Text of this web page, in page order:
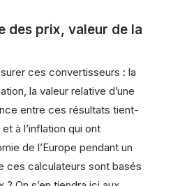
des prix, valeur de la
ces convertisseurs : la
la valeur relative d’une
entre ces résultats tient-
à l’inflation qui ont
de l’Europe pendant un
ces calculateurs sont basés